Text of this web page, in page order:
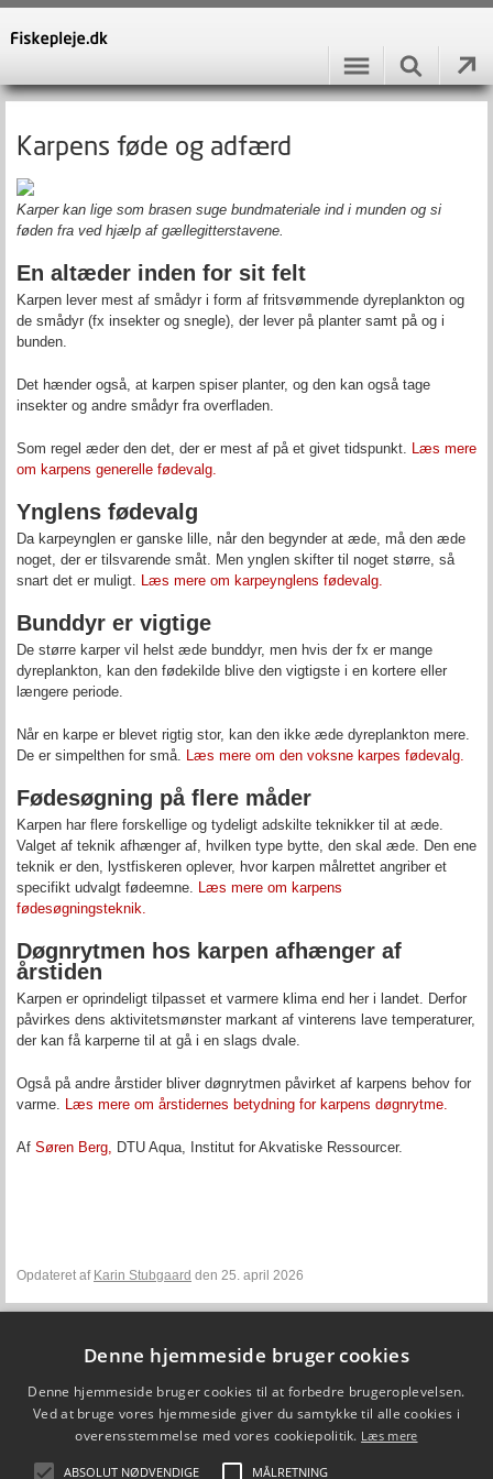
Karpens føde og adfærd
Karper kan lige som brasen suge bundmateriale ind i munden og si
føden fra ved hjælp af gællegitterstavene.
En altæder inden for sit felt
Karpen lever mest af smådyr i form af fritsvømmende dyreplankton og
de smådyr (fx insekter og snegle), der lever på planter samt på og i
bunden.
Det hænder også, at karpen spiser planter, og den kan også tage
insekter og andre smådyr fra overfladen.
Som regel æder den det, der er mest af på et givet tidspunkt. Læs mere
om karpens generelle fødevalg.
Ynglens fødevalg
Da karpeynglen er ganske lille, når den begynder at æde, må den æde
noget, der er tilsvarende småt. Men ynglen skifter til noget større, så
snart det er muligt. Læs mere om karpeynglens fødevalg.
Bunddyr er vigtige
De større karper vil helst æde bunddyr, men hvis der fx er mange
dyreplankton, kan den fødekilde blive den vigtigste i en kortere eller
længere periode.
Når en karpe er blevet rigtig stor, kan den ikke æde dyreplankton mere.
De er simpelthen for små. Læs mere om den voksne karpes fødevalg.
Fødesøgning på flere måder
Karpen har flere forskellige og tydeligt adskilte teknikker til at æde.
Valget af teknik afhænger af, hvilken type bytte, den skal æde. Den ene
teknik er den, lystfiskeren oplever, hvor karpen målrettet angriber et
specifikt udvalgt fødeemne. Læs mere om karpens
fødesøgningsteknik.
Døgnrytmen hos karpen afhænger af
årstiden
Karpen er oprindeligt tilpasset et varmere klima end her i landet. Derfor
påvirkes dens aktivitetsmønster markant af vinterens lave temperaturer,
der kan få karperne til at gå i en slags dvale.
Også på andre årstider bliver døgnrytmen påvirket af karpens behov for
varme. Læs mere om årstidernes betydning for karpens døgnrytme.
Af Søren Berg, DTU Aqua, Institut for Akvatiske Ressourcer.
Opdateret af Karin Stubgaard den 25. april 2026
DTU Aqua - Institut for Akvatiske Ressourcer
Vejlsøvej 39
8600 Silkeborg
ffi@aqua.dtu.dk
Denne hjemmeside bruger cookies
Denne hjemmeside bruger cookies til at forbedre brugeroplevelsen.
Ved at bruge vores hjemmeside giver du samtykke til alle cookies i
overensstemmelse med vores cookiepolitik. Læs mere
ABSOLUT NØDVENDIGE MÅLRETNING